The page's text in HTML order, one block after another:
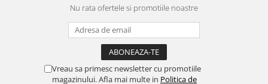
Publicistica / Reportaje / Interviuri
Stiinte umaniste
Sociologie si filozofie
Nu rata ofertele si promotiile noastre
Vreau sa primesc newsletter cu promotiile
magazinului. Afla mai multe in Politica de